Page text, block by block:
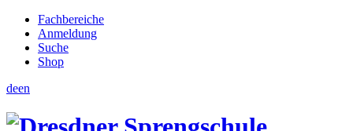
Fachbereiche
Anmeldung
Suche
Shop
deen